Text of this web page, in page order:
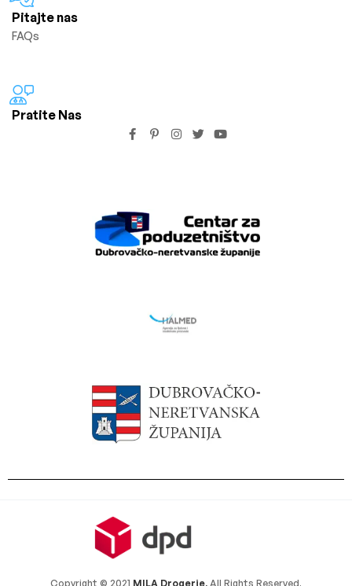
Pitajte nas
FAQs
Pratite Nas
Copyright © 2021 MILA Drogerie. All Rights Reserved.